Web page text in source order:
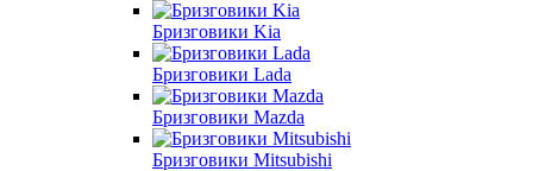
Бризговики Kia
Бризговики Lada
Бризговики Mazda
Бризговики Mitsubishi